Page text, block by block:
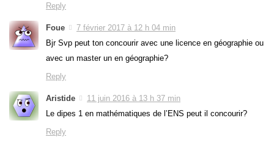
Reply
Foue
7 février 2017 à 12 h 04 min
Bjr Svp peut ton concourir avec une licence en géographie ou
avec un master un en géographie?
Reply
Aristide
11 juin 2016 à 13 h 37 min
Le dipes 1 en mathématiques de l’ENS peut il concourir?
Reply